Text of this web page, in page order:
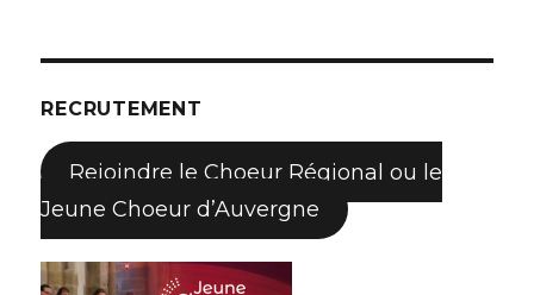
RECRUTEMENT
Rejoindre le Choeur Régional ou le
Jeune Choeur d’Auvergne